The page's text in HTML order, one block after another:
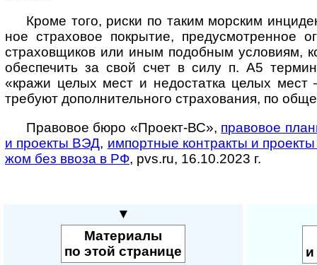
Кроме того, риски по таким морским
ное стра­ховое покры­тие, преду­смот­рен­ное
страхов­щиков или иным подо­бным усло­виям,
обеспе­чить за свой счет в силу п. А5
«кражи целых мест и недо­ста­тка целых мест
тре­буют допол­нитель­ного стра­хова­ния, по
Правовое бюро «Проект-ВС», правовое
и про­екты ВЭД, импорт­ные конт­ракты и
жом без ввоза в РФ, pvs.ru, 16.10.2023 г.
▼
Материалы
по этой странице
и